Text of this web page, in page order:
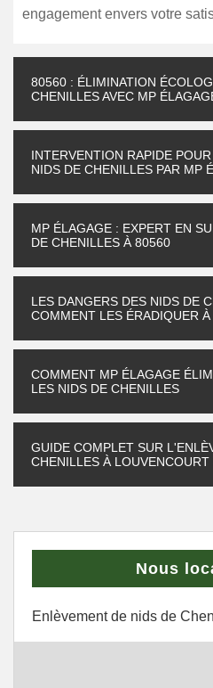
engagement envers votre
80560 : ÉLIMINATION
CHENILLES AVEC MP
INTERVENTION RAPIDE
NIDS DE CHENILLES PAR MP
MP ÉLAGAGE : EXPERT EN
DE CHENILLES À 80560
LES DANGERS DES NIDS DE
COMMENT LES ÉRADIQUER
COMMENT MP ÉLAGAGE
LES NIDS DE CHENILLES
GUIDE COMPLET SUR
CHENILLES À
Nous
Enlèvement de nids de